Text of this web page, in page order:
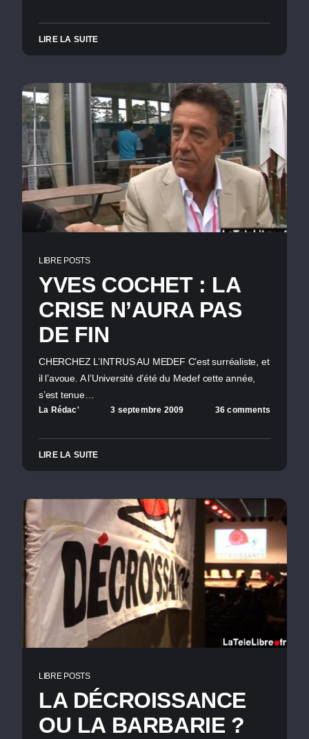
LIRE LA SUITE
LIBRE POSTS
YVES COCHET : LA
CRISE N’AURA PAS
DE FIN
CHERCHEZ L’INTRUS AU MEDEF C’est surréaliste, et
il l’avoue. A l’Université d’été du Medef cette année,
s’est tenue…
La Rédac' 3 septembre 2009 36 comments
LIRE LA SUITE
LIBRE POSTS
LA DÉCROISSANCE
OU LA BARBARIE ?